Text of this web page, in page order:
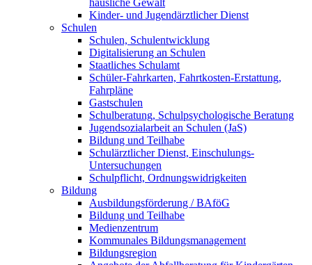
Kinder- und Jugendärztlicher Dienst
Schulen
Schulen, Schulentwicklung
Digitalisierung an Schulen
Staatliches Schulamt
Schüler-Fahrkarten, Fahrtkosten-Erstattung,
Fahrpläne
Gastschulen
Schulberatung, Schulpsychologische Beratung
Jugendsozialarbeit an Schulen (JaS)
Bildung und Teilhabe
Schulärztlicher Dienst, Einschulungs-
Untersuchungen
Schulpflicht, Ordnungswidrigkeiten
Bildung
Ausbildungsförderung / BAföG
Bildung und Teilhabe
Medienzentrum
Kommunales Bildungsmanagement
Bildungsregion